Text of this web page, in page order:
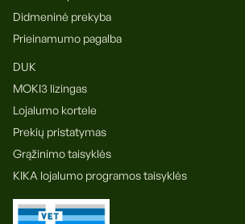
Didmeninė prekyba
Prieinamumo pagalba
DUK
MOKI3 lizingas
Lojalumo kortele
Prekių pristatymas
Grąžinimo taisyklės
KIKA lojalumo programos taisyklės